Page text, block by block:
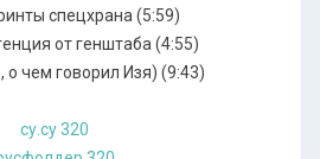
спецхрана (5:59)
от генштаба (4:55)
о чем говорил Изя) (9:43)
су.су 320